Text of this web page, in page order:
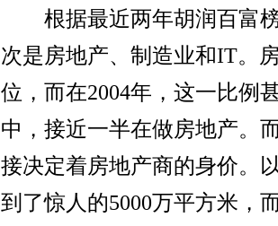
根据最近两年胡润百富榜
次是房地产、制造业和IT。
位，而在2004年，这一比例
中，接近一半在做房地产。
接决定着房地产商的身价。
到了惊人的5000万平方米，